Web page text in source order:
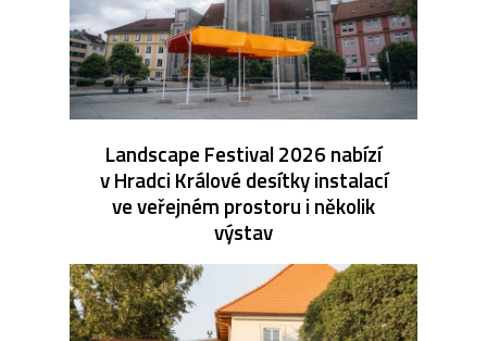
Landscape Festival 2026 nabízí
v Hradci Králové desítky instalací
ve veřejném prostoru i několik
výstav